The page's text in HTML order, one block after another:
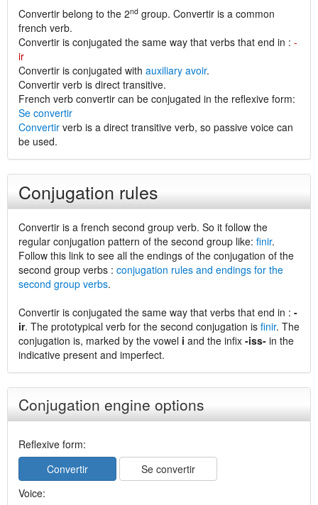
Convertir belong to the 2nd group. Convertir is a common
french verb.
Convertir is conjugated the same way that verbs that end in : -
ir
Convertir is conjugated with auxiliary avoir.
Convertir verb is direct transitive.
French verb convertir can be conjugated in the reflexive form:
Se convertir
Convertir verb is a direct transitive verb, so passive voice can
be used.
Conjugation rules
Convertir is a french second group verb. So it follow the
regular conjugation pattern of the second group like: finir.
Follow this link to see all the endings of the conjugation of the
second group verbs : conjugation rules and endings for the
second group verbs.
Convertir is conjugated the same way that verbs that end in : -
ir. The prototypical verb for the second conjugation is finir. The
conjugation is, marked by the vowel i and the infix -iss- in the
indicative present and imperfect.
Conjugation engine options
Reflexive form:
Convertir
Se convertir
Voice: